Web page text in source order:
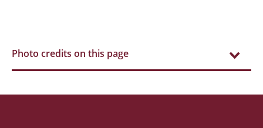
Photo credits on this page